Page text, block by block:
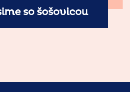
so šošovicou